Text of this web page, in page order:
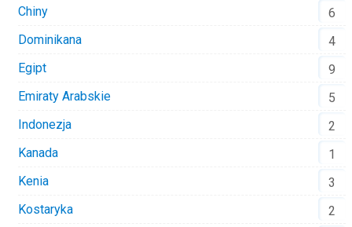
Chiny
6
Dominikana
4
Egipt
9
Emiraty Arabskie
5
Indonezja
2
Kanada
1
Kenia
3
Kostaryka
2